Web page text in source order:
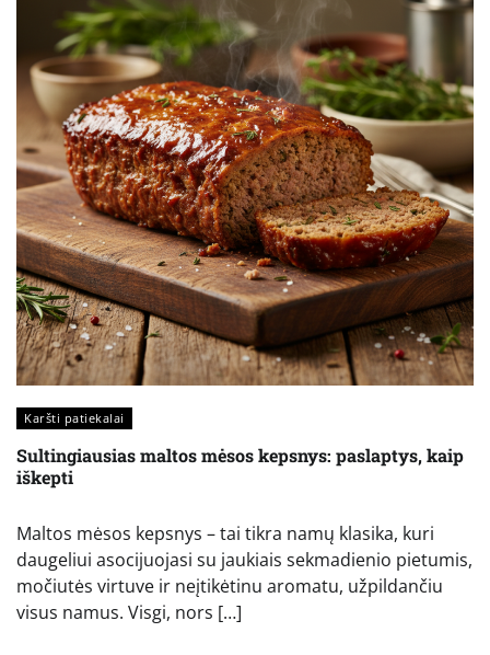
Karšti patiekalai
Sultingiausias maltos mėsos kepsnys: paslaptys, kaip
iškepti
Maltos mėsos kepsnys – tai tikra namų klasika, kuri
daugeliui asocijuojasi su jaukiais sekmadienio pietumis,
močiutės virtuve ir neįtikėtinu aromatu, užpildančiu
visus namus. Visgi, nors […]